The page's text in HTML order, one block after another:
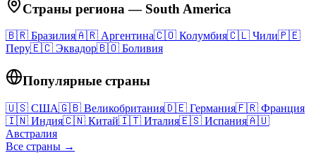
Страны региона — South America
🇧🇷 Бразилия🇦🇷 Аргентина🇨🇴 Колумбия🇨🇱 Чили🇵🇪
Перу🇪🇨 Эквадор🇧🇴 Боливия
Популярные страны
🇺🇸 США🇬🇧 Великобритания🇩🇪 Германия🇫🇷 Франция
🇮🇳 Индия🇨🇳 Китай🇮🇹 Италия🇪🇸 Испания🇦🇺
Австралия
Все страны →